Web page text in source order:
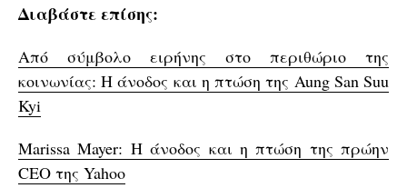
Διαβάστε επίσης:
Από σύμβολο ειρήνης στο περιθώριο της
κοινωνίας: Η άνοδος και η πτώση της Aung San Suu
Kyi
Marissa Mayer: Η άνοδος και η πτώση της πρώην
CEO της Yahoo